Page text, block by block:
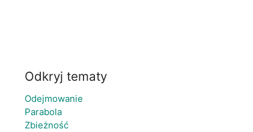
Odkryj tematy
Odejmowanie
Parabola
Zbieżność